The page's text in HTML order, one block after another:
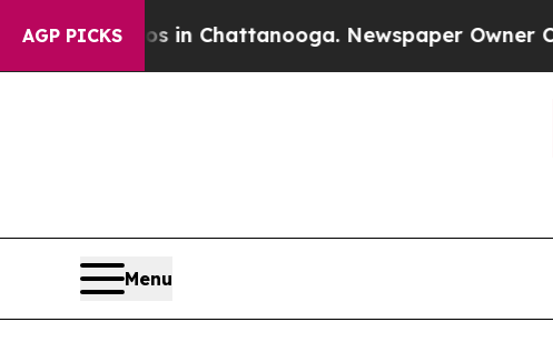
AGP PICKS
in Chattanooga. Newspaper Owner Calls the
Menu